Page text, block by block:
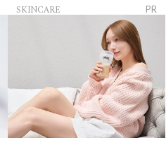
SKINCARE PR